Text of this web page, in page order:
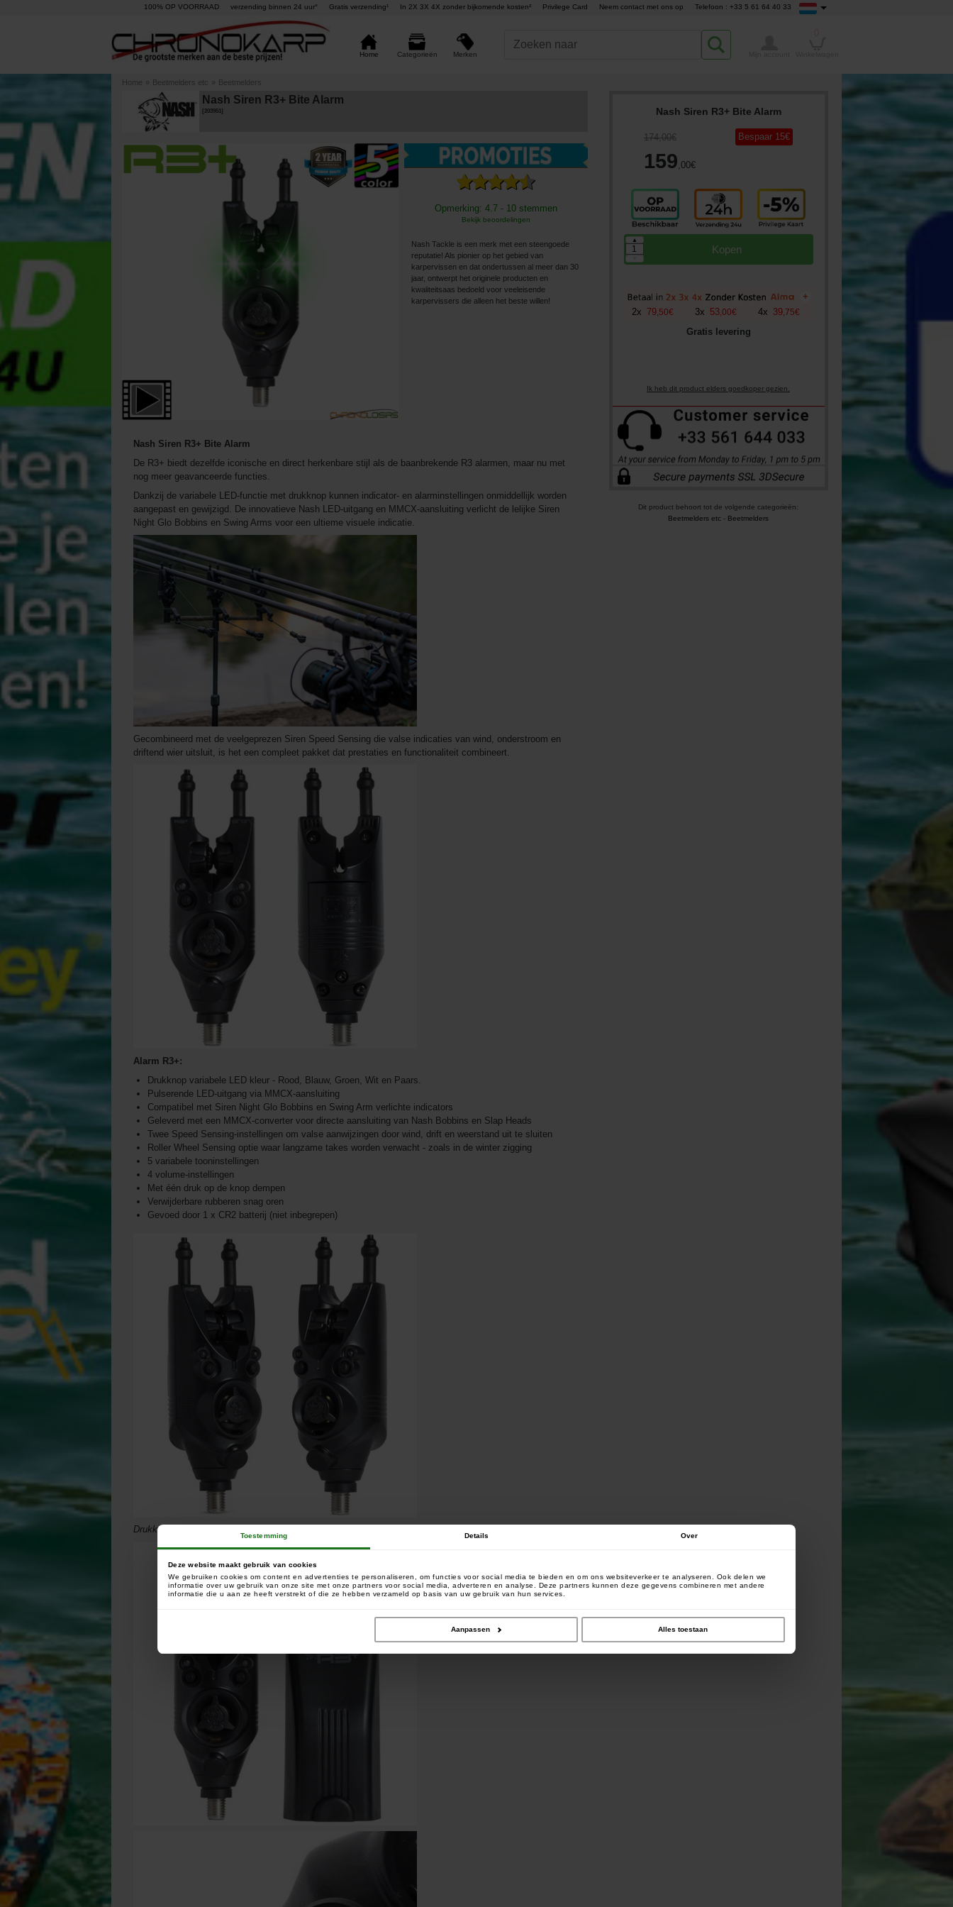
Toestemming Details Over
Deze website maakt gebruik van cookies
We gebruiken cookies om content en advertenties te personaliseren, om functies voor social media te bieden en om ons websiteverkeer te analyseren. Ook delen we
informatie over uw gebruik van onze site met onze partners voor social media, adverteren en analyse. Deze partners kunnen deze gegevens combineren met andere
informatie die u aan ze heeft verstrekt of die ze hebben verzameld op basis van uw gebruik van hun services.
Aanpassen Alles toestaan
100% OP VOORRAAD verzending binnen 24 uur° Gratis verzending¹ In 2X 3X 4X zonder bijkomende kosten² Privilege Card Neem contact met ons op Telefoon : +33 5 61 64 40 33
Home Categorieën Merken
Home » Beetmelders etc » Beetmelders
Nash Siren R3+ Bite Alarm
203951]
Opmerking: 4.7 - 10 stemmen
Bekijk beoordelingen
Nash Tackle is een merk met een steengoede
reputatie! Als pionier op het gebied van
karpervissen en dat ondertussen al meer dan 30
jaar, ontwerpt het originele producten en
kwaliteitsaas bedoeld voor veeleisende
karpervissers die alleen het beste willen!
Nash Siren R3+ Bite Alarm
174,00€
159,00€
Bespaar 15€
Kopen
▲
+
2x 79 50€ 3x 53 ,00€ 4x 39 75€
Gratis levering
Ik heb dit product elders goedkoper gezien.
Dit product behoort tot de volgende categorieën:
Beetmelders etc - Beetmelders
Nash Siren R3+ Bite Alarm
De R3+ biedt dezelfde iconische en direct herkenbare stijl als de baanbrekende R3 alarmen, maar nu met
nog meer geavanceerde functies.
Dankzij de variabele LED-functie met drukknop kunnen indicator- en alarminstellingen onmiddellijk worden
aangepast en gewijzigd. De innovatieve Nash LED-uitgang en MMCX-aansluiting verlicht de lelijke Siren
Night Glo Bobbins en Swing Arms voor een ultieme visuele indicatie.
Gecombineerd met de veelgeprezen Siren Speed Sensing die valse indicaties van wind, onderstroom en
driftend wier uitsluit, is het een compleet pakket dat prestaties en functionaliteit combineert.
Alarm R3+:
Drukknop variabele LED kleur - Rood, Blauw, Groen, Wit en Paars.
Pulserende LED-uitgang via MMCX-aansluiting
Compatibel met Siren Night Glo Bobbins en Swing Arm verlichte indicators
Geleverd met een MMCX-converter voor directe aansluiting van Nash Bobbins en Slap Heads
Twee Speed Sensing-instellingen om valse aanwijzingen door wind, drift en weerstand uit te sluiten
Roller Wheel Sensing optie waar langzame takes worden verwacht - zoals in de winter zigging
5 variabele tooninstellingen
4 volume-instellingen
Met één druk op de knop dempen
Verwijderbare rubberen snag oren
Gevoed door 1 x CR2 batterij (niet inbegrepen)
Drukknop variabele LED kleur - Rood, Blauw, Groen, Wit en Paars